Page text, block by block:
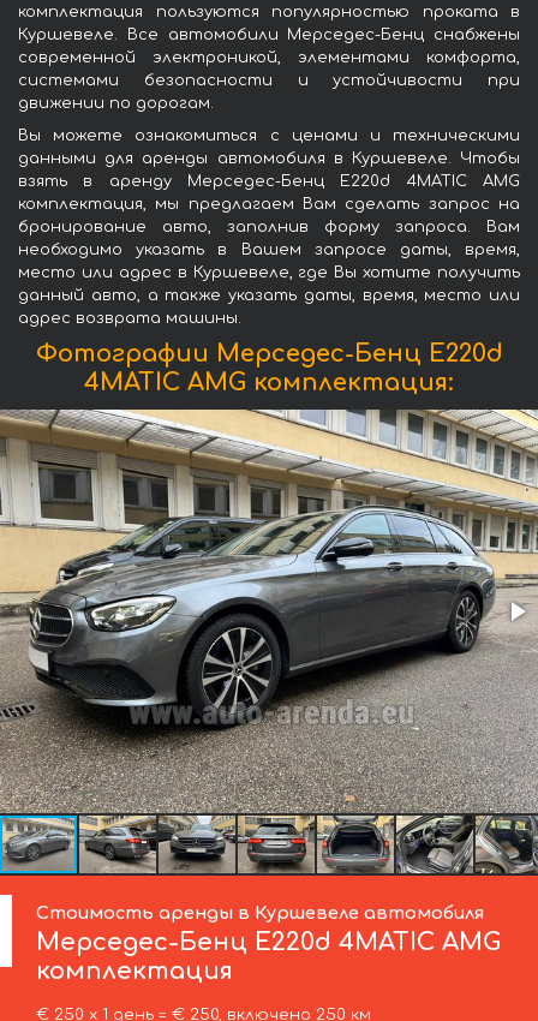
комплектация пользуются популярностью проката в
Куршевеле. Все автомобили Мерседес-Бенц снабжены
современной электроникой, элементами комфорта,
системами безопасности и устойчивости при
движении по дорогам.
Вы можете ознакомиться с ценами и техническими
данными для аренды автомобиля в Куршевеле. Чтобы
взять в аренду Мерседес-Бенц E220d 4MATIC AMG
комплектация, мы предлагаем Вам сделать запрос на
бронирование авто, заполнив форму запроса. Вам
необходимо указать в Вашем запросе даты, время,
место или адрес в Куршевеле, где Вы хотите получить
данный авто, а также указать даты, время, место или
адрес возврата машины.
Фотографии Мерседес-Бенц E220d
4MATIC AMG комплектация:
Стоимость аренды в Куршевеле автомобиля
Мерседес-Бенц E220d 4MATIC AMG
комплектация
€ 250 х 1 день = € 250, включено 250 км